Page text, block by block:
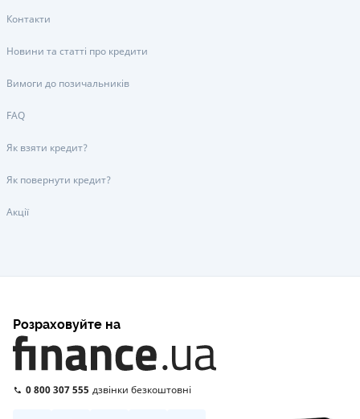
Контакти
Новини та статті про кредити
Вимоги до позичальників
FAQ
Як взяти кредит?
Як повернути кредит?
Акції
Розраховуйте на
0 800 307 555 дзвінки безкоштовні